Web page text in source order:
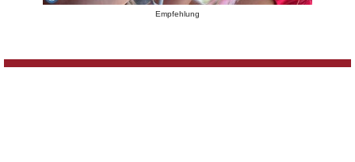
Empfehlung